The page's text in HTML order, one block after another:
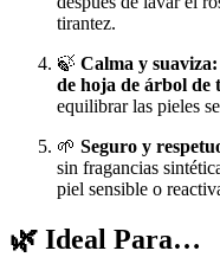
tirantez.
🍃 Calma y suaviza:
de hoja de árbol de
equilibrar las pieles
🌱 Seguro y
sin fragancias
piel sensible o
🌿 Ideal Para…